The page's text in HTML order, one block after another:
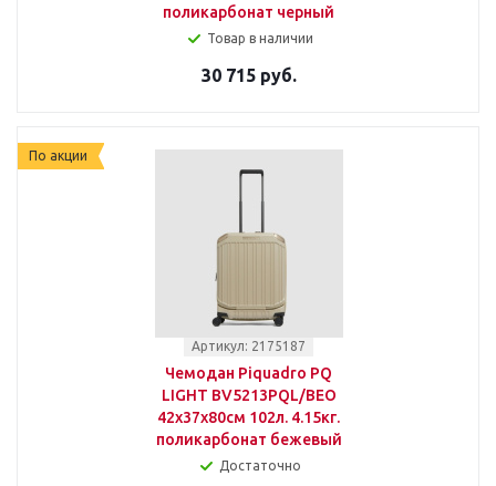
поликарбонат черный
Товар в наличии
30 715 руб.
По акции
Артикул: 2175187
Чемодан Piquadro PQ
LIGHT BV5213PQL/BEO
42x37x80см 102л. 4.15кг.
поликарбонат бежевый
Достаточно